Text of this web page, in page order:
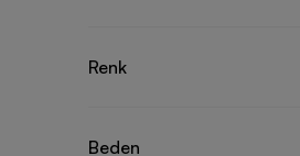
Renk
Beden